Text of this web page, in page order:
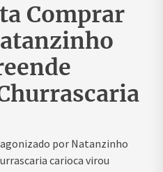
Comprar
por Natanzinho
carioca virou